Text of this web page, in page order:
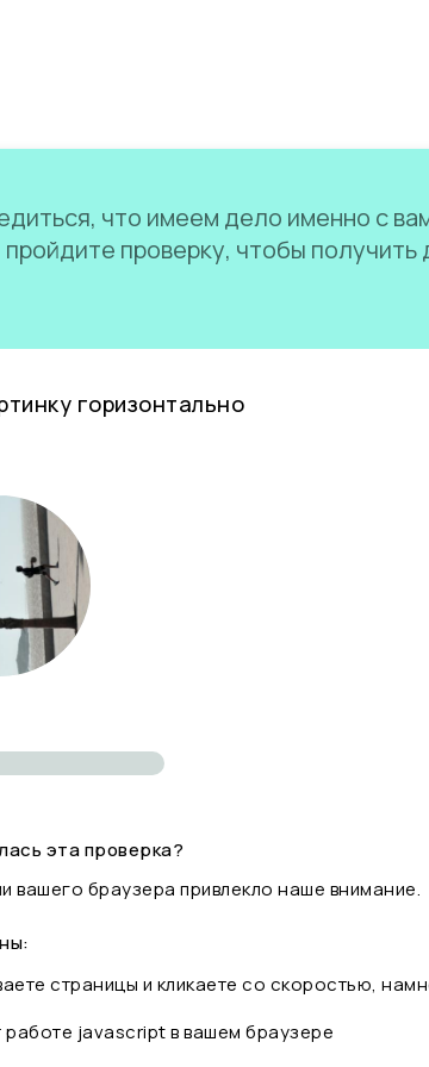
что имеем дело именно с
проверку, чтобы получить
горизонтально
эта проверка?
вашего браузера привлекло наше внимание.
страницы и кликаете со скоростью,
javascript в вашем браузере